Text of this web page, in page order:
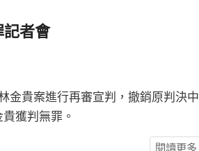
記者會
金貴案進行再審宣判，撤銷原判決中
獲判無罪。
閱讀更多